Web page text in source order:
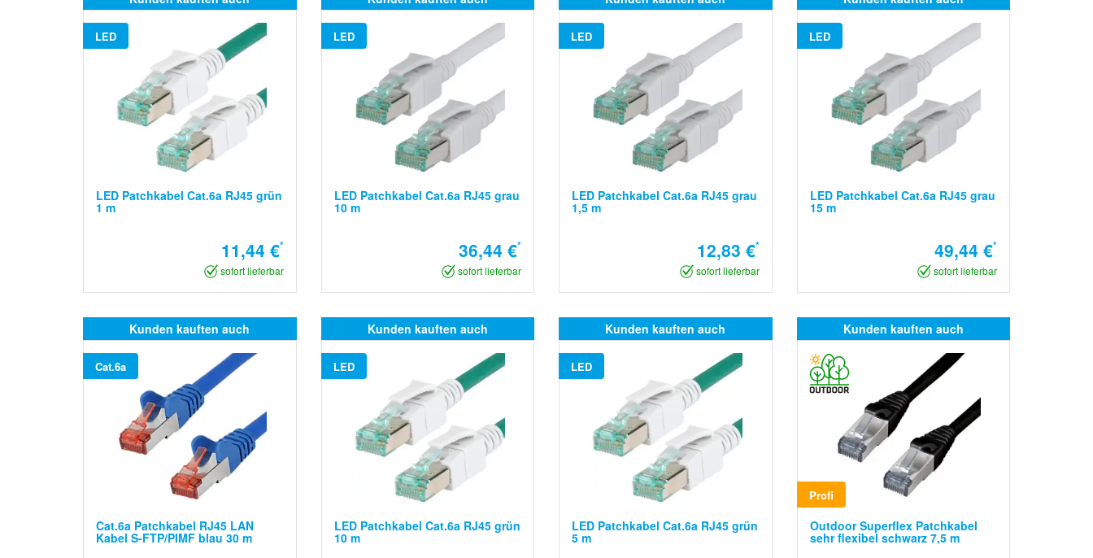
LED
LED Patchkabel Cat.6a RJ45 grün
1 m
11,44 €*
sofort lieferbar
LED
LED Patchkabel Cat.6a RJ45 grau
10 m
36,44 €*
sofort lieferbar
LED
LED Patchkabel Cat.6a RJ45 grau
1,5 m
12,83 €*
sofort lieferbar
LED
LED Patchkabel Cat.6a RJ45 grau
15 m
49,44 €*
sofort lieferbar
Kunden kauften auch
Cat.6a
Cat.6a Patchkabel RJ45 LAN
Kabel S-FTP/PIMF blau 30 m
Kunden kauften auch
LED
LED Patchkabel Cat.6a RJ45 grün
10 m
Kunden kauften auch
LED
LED Patchkabel Cat.6a RJ45 grün
5 m
Kunden kauften auch
Profi
Outdoor Superflex Patchkabel
sehr flexibel schwarz 7,5 m